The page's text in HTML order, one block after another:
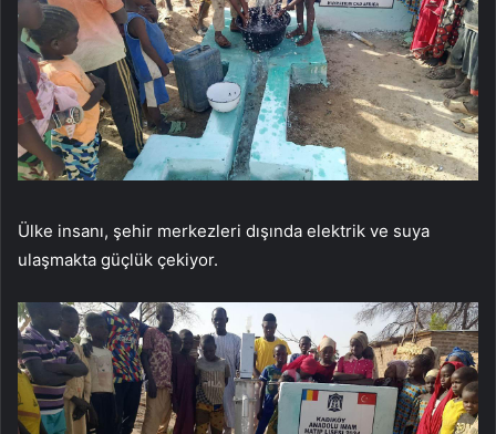
Ülke insanı, şehir merkezleri dışında elektrik ve suya
ulaşmakta güçlük çekiyor.